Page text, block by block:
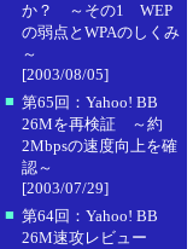
か？ ～その1 WEP
の弱点とWPAのしくみ
～
[2003/08/05]
■ 第65回：Yahoo! BB
26Mを再検証 ～約
2Mbpsの速度向上を確
認～
[2003/07/29]
■ 第64回：Yahoo! BB
26M速攻レビュー